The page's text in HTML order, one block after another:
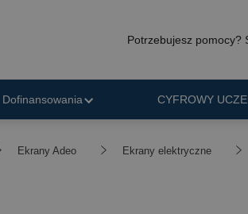
Potrzebujesz pomocy?
Dofinansowania CYFROWY
Ekrany Adeo Ekrany elektryczne